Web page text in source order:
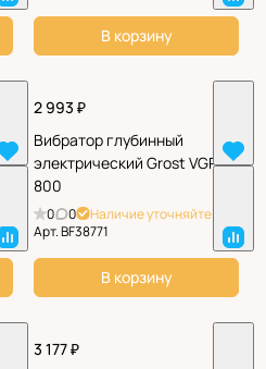
В корзину
2 993 ₽
Вибратор глубинный
электрический Grost VGP
800
0 0
Наличие уточняйте
Арт.BF38771
В корзину
3 177 ₽